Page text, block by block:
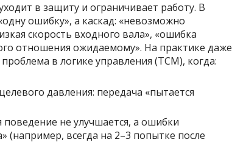
в защиту и ограничивает работу. В
ошибку», а каскад: «невозможно
скорость входного вала», «ошибка
отношения ожидаемому». На практике даже
в логике управления (TCM), когда:
давления: передача «пытается
не улучшается, а ошибки
(например, всегда на 2–3 попытке после